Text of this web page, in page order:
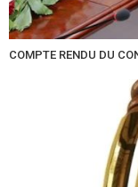
COMPTE RENDU DU